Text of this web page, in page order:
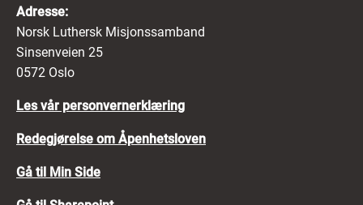
Adresse:
Norsk Luthersk Misjonssamband
Sinsenveien 25
0572 Oslo
Les vår personvernerklæring
Redegjørelse om Åpenhetsloven
Gå til Min Side